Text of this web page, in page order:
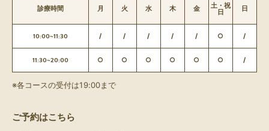
診療時間 月 火 水 木 金 土・祝
日 日
10:00~11:30 / / / / / ○ /
11:30~20:00 ○ ○ ○ ○ ○ ○ /
※各コースの受付は19:00まで
ご予約はこちら